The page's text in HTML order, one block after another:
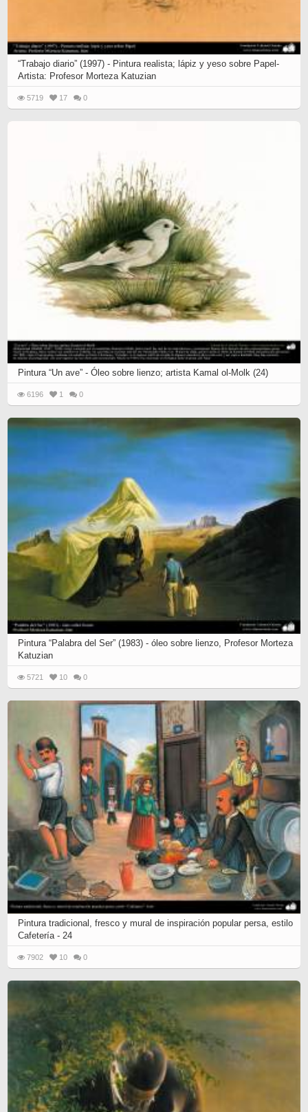
“Trabajo diario” (1997) - Pintura realista; lápiz y yeso sobre Papel-
Artista: Profesor Morteza Katuzian
5719 17 0
Pintura “Un ave” - Óleo sobre lienzo; artista Kamal ol-Molk (24)
6196 1 0
Pintura “Palabra del Ser” (1983) - óleo sobre lienzo, Profesor Morteza
Katuzian
5721 10 0
Pintura tradicional, fresco y mural de inspiración popular persa, estilo
Cafetería - 24
7902 10 0